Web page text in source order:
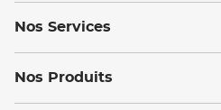
Nos Services
Nos Produits